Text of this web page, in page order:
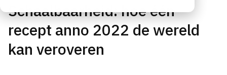
Schaalbaarheid: hoe één
recept anno 2022 de wereld
kan veroveren